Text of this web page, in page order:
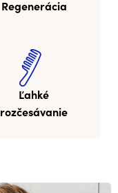
Regenerácia
Ľahké
rozčesávanie